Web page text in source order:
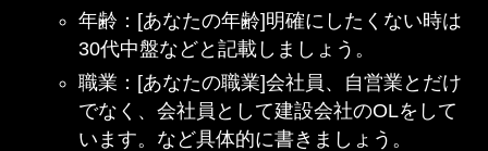
年齢：[あなたの年齢]明確にしたくない時は
30代中盤などと記載しましょう。
職業：[あなたの職業]会社員、自営業とだけ
でなく、会社員として建設会社のOLをして
います。など具体的に書きましょう。